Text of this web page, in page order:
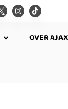
OVER AJAX